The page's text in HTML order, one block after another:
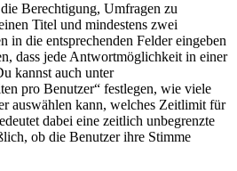
Berechtigung, Umfragen zu
Titel und mindestens zwei
in die entsprechenden Felder eingeben
dass jede Antwortmöglichkeit in einer
kannst auch unter
pro Benutzer“ festlegen, wie viele
auswählen kann, welches Zeitlimit für
dabei eine zeitlich unbegrenzte
ob die Benutzer ihre Stimme